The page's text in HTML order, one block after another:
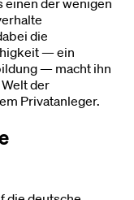
einen der wenigen
die
— ein
— macht ihn
der
Privatanleger.